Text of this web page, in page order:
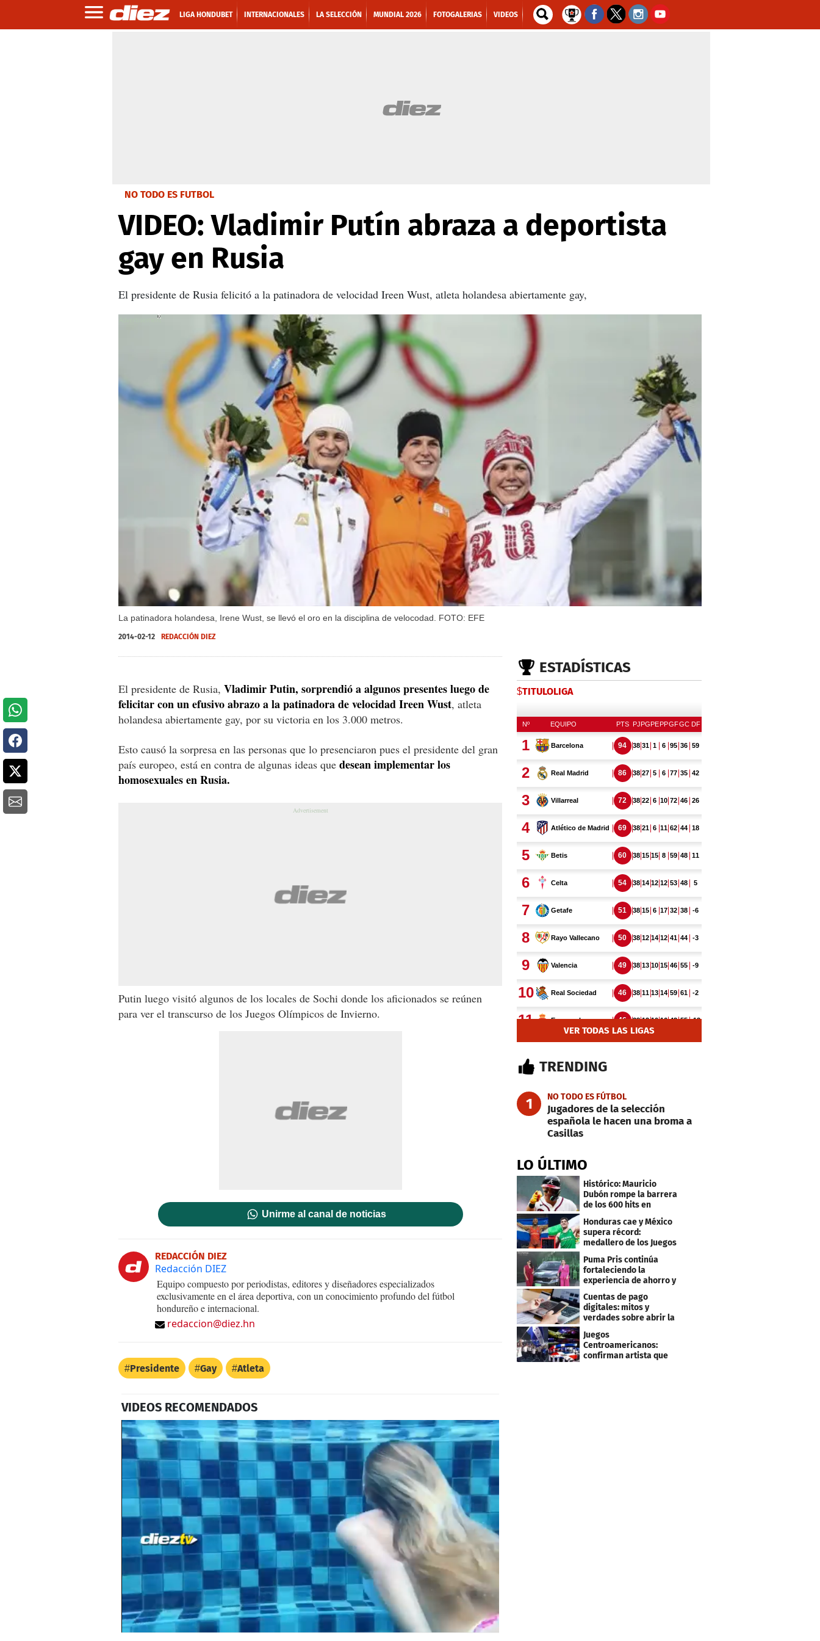
LIGA HONDUBET INTERNACIONALES LA SELECCIÓN MUNDIAL 2026 FOTOGALERIAS VIDEOS
NO TODO ES FUTBOL
VIDEO: Vladimir Putín abraza a deportista
gay en Rusia
El presidente de Rusia felicitó a la patinadora de velocidad Ireen Wust, atleta holandesa abiertamente gay,
La patinadora holandesa, Irene Wust, se llevó el oro en la disciplina de velocodad. FOTO: EFE
X
2014-02-12 REDACCIÓN DIEZ
El presidente de Rusia, Vladimir Putin, sorprendió a algunos presentes luego de
felicitar con un efusivo abrazo a la patinadora de velocidad Ireen Wust, atleta
holandesa abiertamente gay, por su victoria en los 3.000 metros.
Esto causó la sorpresa en las personas que lo presenciaron pues el presidente del gran
país europeo, está en contra de algunas ideas que desean implementar los
homosexuales en Rusia.
Putin luego visitó algunos de los locales de Sochi donde los aficionados se reúnen
para ver el transcurso de los Juegos Olímpicos de Invierno.
Unirme al canal de noticias
REDACCIÓN DIEZ
Redacción DIEZ
Equipo compuesto por periodistas, editores y diseñadores especializados
exclusivamente en el área deportiva, con un conocimiento profundo del fútbol
hondureño e internacional.
redaccion@diez.hn
Presidente Gay Atleta
VIDEOS RECOMENDADOS
ESTADÍSTICAS
$TITULOLIGA
VER TODAS LAS LIGAS
TRENDING
1 NO TODO ES FÚTBOL
Jugadores de la selección
española le hacen una broma a
Casillas
LO ÚLTIMO
Histórico: Mauricio
Dubón rompe la barrera
de los 600 hits en
Honduras cae y México
supera récord:
medallero de los Juegos
Centroamericanos
Puma Pris continúa
fortaleciendo la
experiencia de ahorro y
beneficios para sus
clientes
Cuentas de pago
digitales: mitos y
verdades sobre abrir la
Juegos
Centroamericanos:
confirman artista que